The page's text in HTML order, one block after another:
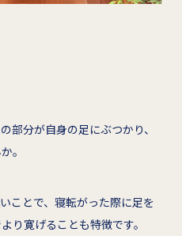
部分が自身の足にぶつかり、
。
ことで、寝転がった際に足を
り寛げることも特徴です。